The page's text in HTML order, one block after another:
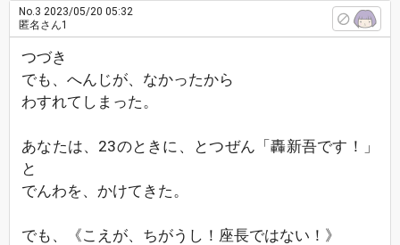
No.3 2023/05/20 05:32
匿名さん1
つづき
でも、へんじが、なかったから
わすれてしまった。
あなたは、23のときに、とつぜん「轟新吾です！」
と
でんわを、かけてきた。
でも、《こえが、ちがうし！座長ではない！》